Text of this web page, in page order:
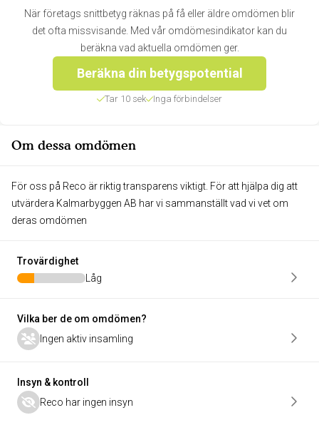
När företags snittbetyg räknas på få eller äldre omdömen blir
det ofta missvisande. Med vår omdömesindikator kan du
beräkna vad aktuella omdömen ger.
Beräkna din betygspotential
Tar 10 sek Inga förbindelser
Om dessa omdömen
För oss på Reco är riktig transparens viktigt. För att hjälpa dig att
utvärdera Kalmarbyggen AB har vi sammanställt vad vi vet om
deras omdömen
Trovärdighet
Låg
Vilka ber de om omdömen?
Ingen aktiv insamling
Insyn & kontroll
Reco har ingen insyn